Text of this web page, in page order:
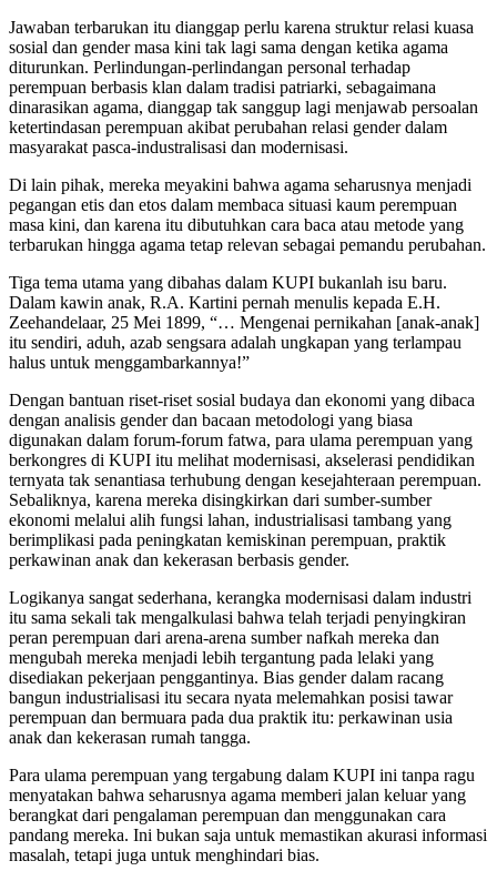
Jawaban terbarukan itu dianggap perlu karena struktur relasi kuasa
sosial dan gender masa kini tak lagi sama dengan ketika agama
diturunkan. Perlindungan-perlindangan personal terhadap
perempuan berbasis klan dalam tradisi patriarki, sebagaimana
dinarasikan agama, dianggap tak sanggup lagi menjawab persoalan
ketertindasan perempuan akibat perubahan relasi gender dalam
masyarakat pasca-industralisasi dan modernisasi.
Di lain pihak, mereka meyakini bahwa agama seharusnya menjadi
pegangan etis dan etos dalam membaca situasi kaum perempuan
masa kini, dan karena itu dibutuhkan cara baca atau metode yang
terbarukan hingga agama tetap relevan sebagai pemandu perubahan.
Tiga tema utama yang dibahas dalam KUPI bukanlah isu baru.
Dalam kawin anak, R.A. Kartini pernah menulis kepada E.H.
Zeehandelaar, 25 Mei 1899, “… Mengenai pernikahan [anak-anak]
itu sendiri, aduh, azab sengsara adalah ungkapan yang terlampau
halus untuk menggambarkannya!”
Dengan bantuan riset-riset sosial budaya dan ekonomi yang dibaca
dengan analisis gender dan bacaan metodologi yang biasa
digunakan dalam forum-forum fatwa, para ulama perempuan yang
berkongres di KUPI itu melihat modernisasi, akselerasi pendidikan
ternyata tak senantiasa terhubung dengan kesejahteraan perempuan.
Sebaliknya, karena mereka disingkirkan dari sumber-sumber
ekonomi melalui alih fungsi lahan, industrialisasi tambang yang
berimplikasi pada peningkatan kemiskinan perempuan, praktik
perkawinan anak dan kekerasan berbasis gender.
Logikanya sangat sederhana, kerangka modernisasi dalam industri
itu sama sekali tak mengalkulasi bahwa telah terjadi penyingkiran
peran perempuan dari arena-arena sumber nafkah mereka dan
mengubah mereka menjadi lebih tergantung pada lelaki yang
disediakan pekerjaan penggantinya. Bias gender dalam racang
bangun industrialisasi itu secara nyata melemahkan posisi tawar
perempuan dan bermuara pada dua praktik itu: perkawinan usia
anak dan kekerasan rumah tangga.
Para ulama perempuan yang tergabung dalam KUPI ini tanpa ragu
menyatakan bahwa seharusnya agama memberi jalan keluar yang
berangkat dari pengalaman perempuan dan menggunakan cara
pandang mereka. Ini bukan saja untuk memastikan akurasi informasi
masalah, tetapi juga untuk menghindari bias.